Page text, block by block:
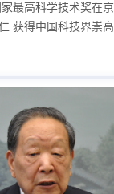
誉
父”，他发明了“李德